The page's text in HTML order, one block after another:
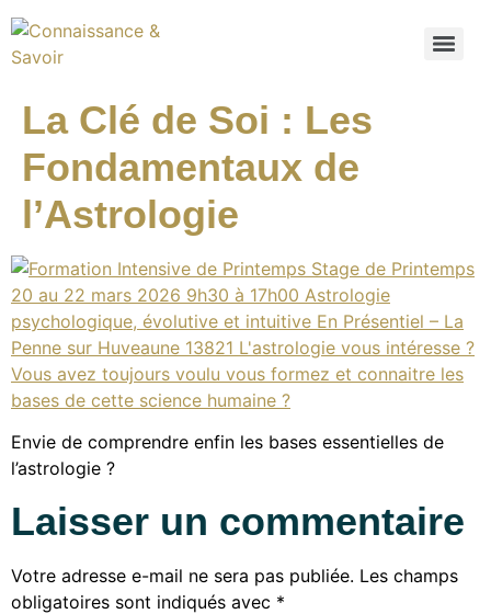
La Clé de Soi : Les
Fondamentaux de
l’Astrologie
Envie de comprendre enfin les bases essentielles de
l’astrologie ?
Laisser un commentaire
Votre adresse e-mail ne sera pas publiée. Les champs
obligatoires sont indiqués avec *